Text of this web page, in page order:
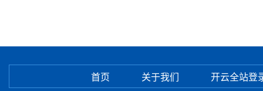
首页 关于我们 开云全站登